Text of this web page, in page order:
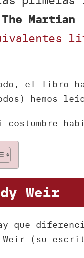
The Martian
el libro
hemos
costumbre
Weir
que
(su